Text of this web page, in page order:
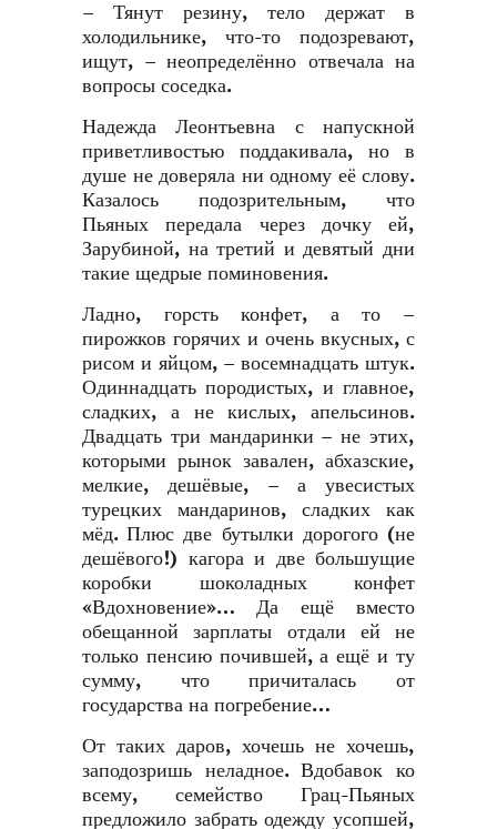
– Тянут резину, тело держат в
холодильнике, что-то подозревают,
ищут, – неопределённо отвечала на
вопросы соседка.
Надежда Леонтьевна с напускной
приветливостью поддакивала, но в
душе не доверяла ни одному её слову.
Казалось подозрительным, что
Пьяных передала через дочку ей,
Зарубиной, на третий и девятый дни
такие щедрые поминовения.
Ладно, горсть конфет, а то –
пирожков горячих и очень вкусных, с
рисом и яйцом, – восемнадцать штук.
Одиннадцать породистых, и главное,
сладких, а не кислых, апельсинов.
Двадцать три мандаринки – не этих,
которыми рынок завален, абхазские,
мелкие, дешёвые, – а увесистых
турецких мандаринов, сладких как
мёд. Плюс две бутылки дорогого (не
дешёвого!) кагора и две большущие
коробки шоколадных конфет
«Вдохновение»… Да ещё вместо
обещанной зарплаты отдали ей не
только пенсию почившей, а ещё и ту
сумму, что причиталась от
государства на погребение…
От таких даров, хочешь не хочешь,
заподозришь неладное. Вдобавок ко
всему, семейство Грац-Пьяных
предложило забрать одежду усопшей,